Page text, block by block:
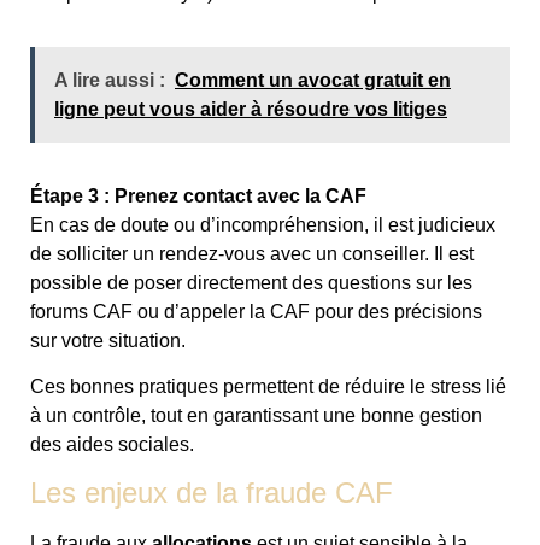
A lire aussi : Comment un avocat gratuit en
ligne peut vous aider à résoudre vos litiges
Étape 3 : Prenez contact avec la CAF
En cas de doute ou d’incompréhension, il est judicieux
de solliciter un rendez-vous avec un conseiller. Il est
possible de poser directement des questions sur les
forums CAF ou d’appeler la CAF pour des précisions
sur votre situation.
Ces bonnes pratiques permettent de réduire le stress lié
à un contrôle, tout en garantissant une bonne gestion
des aides sociales.
Les enjeux de la fraude CAF